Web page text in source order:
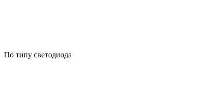
По типу светодиода